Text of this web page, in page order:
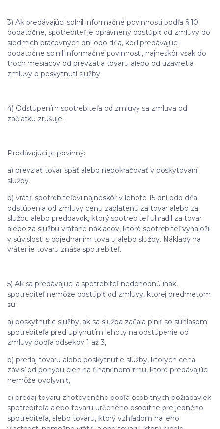
3) Ak predávajúci splnil informačné povinnosti podľa § 10
dodatočne, spotrebiteľ je oprávnený odstúpiť od zmluvy do
siedmich pracovných dní odo dňa, keď predávajúci
dodatočne splnil informačné povinnosti, najneskôr však do
troch mesiacov od prevzatia tovaru alebo od uzavretia
zmluvy o poskytnutí služby.
4) Odstúpením spotrebiteľa od zmluvy sa zmluva od
začiatku zrušuje.
Predávajúci je povinný:
a) prevziať tovar späť alebo nepokračovať v poskytovaní
služby,
b) vrátiť spotrebiteľovi najneskôr v lehote 15 dní odo dňa
odstúpenia od zmluvy cenu zaplatenú za tovar alebo za
službu alebo preddavok, ktorý spotrebiteľ uhradil za tovar
alebo za službu vrátane nákladov, ktoré spotrebiteľ vynaložil
v súvislosti s objednaním tovaru alebo služby. Náklady na
vrátenie tovaru znáša spotrebiteľ.
5) Ak sa predávajúci a spotrebiteľ nedohodnú inak,
spotrebiteľ nemôže odstúpiť od zmluvy, ktorej predmetom
sú:
a) poskytnutie služby, ak sa služba začala plniť so súhlasom
spotrebiteľa pred uplynutím lehoty na odstúpenie od
zmluvy podľa odsekov 1 až 3,
b) predaj tovaru alebo poskytnutie služby, ktorých cena
závisí od pohybu cien na finančnom trhu, ktoré predávajúci
nemôže ovplyvniť,
c) predaj tovaru zhotoveného podľa osobitných požiadaviek
spotrebiteľa alebo tovaru určeného osobitne pre jedného
spotrebiteľa, alebo tovaru, ktorý vzhľadom na jeho